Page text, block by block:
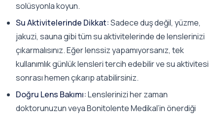
solüsyonla koyun.
Su Aktivitelerinde Dikkat:Sadece duş değil, yüzme,
jakuzi, sauna gibi tüm su aktivitelerinde de lenslerinizi
çıkarmalısınız. Eğer lenssiz yapamıyorsanız, tek
kullanımlık günlük lensleri tercih edebilir ve su aktivitesi
sonrası hemen çıkarıp atabilirsiniz.
Doğru Lens Bakımı:Lenslerinizi her zaman
doktorunuzun veya Bonitolente Medikal’in önerdiği